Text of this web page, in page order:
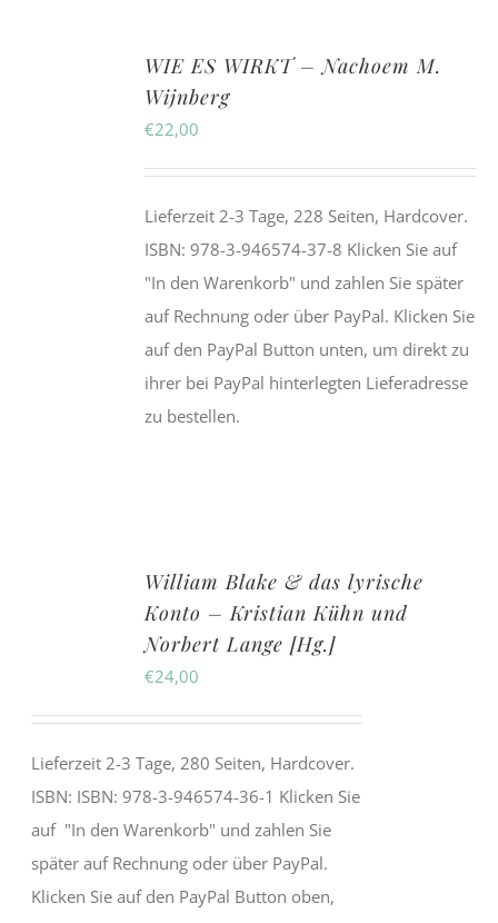
WIE ES WIRKT – Nachoem M.
Wijnberg
€22,00
Lieferzeit 2-3 Tage, 228 Seiten, Hardcover.
ISBN: 978-3-946574-37-8 Klicken Sie auf
"In den Warenkorb" und zahlen Sie später
auf Rechnung oder über PayPal. Klicken Sie
auf den PayPal Button unten, um direkt zu
ihrer bei PayPal hinterlegten Lieferadresse
zu bestellen.
William Blake & das lyrische
Konto – Kristian Kühn und
Norbert Lange [Hg.]
€24,00
Lieferzeit 2-3 Tage, 280 Seiten, Hardcover.
ISBN: ISBN: 978-3-946574-36-1 Klicken Sie
auf "In den Warenkorb" und zahlen Sie
später auf Rechnung oder über PayPal.
Klicken Sie auf den PayPal Button oben,